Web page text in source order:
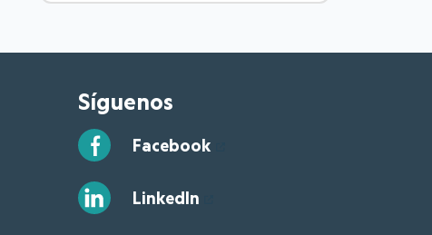
Síguenos
Facebook
LinkedIn